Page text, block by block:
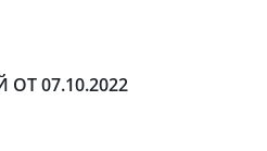
07.10.2022